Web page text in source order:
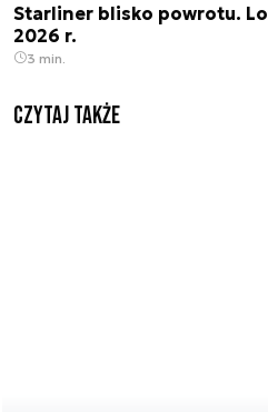
Starliner blisko powrotu.
2026 r.
3 min.
Czytaj także